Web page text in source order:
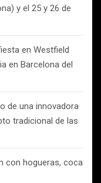
y el 25 y 26 de
en Westfield
en Barcelona del
de una innovadora
tradicional de las
con hogueras, coca